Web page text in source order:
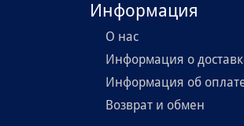
Информация
О нас
Информация о
Информация об
Возврат и обмен